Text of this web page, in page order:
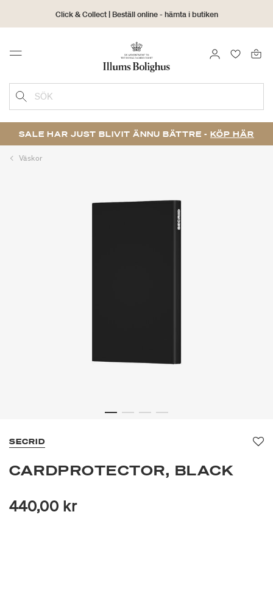
Click & Collect | Beställ online - hämta i butiken
30 dagars returrätt
Menu LOGGA IN
SÖK
SALE HAR JUST BLIVIT ÄNNU BÄTTRE - KÖP HÄR
Väskor
SECRID
CARDPROTECTOR, BLACK
440,00 kr